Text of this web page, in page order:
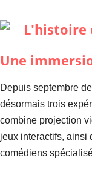
Une
Depuis septembre
désormais trois
combine projection
jeux interactifs, ainsi
comédiens